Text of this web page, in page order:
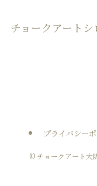
チョークアート
プライバシー
© チョークアート大